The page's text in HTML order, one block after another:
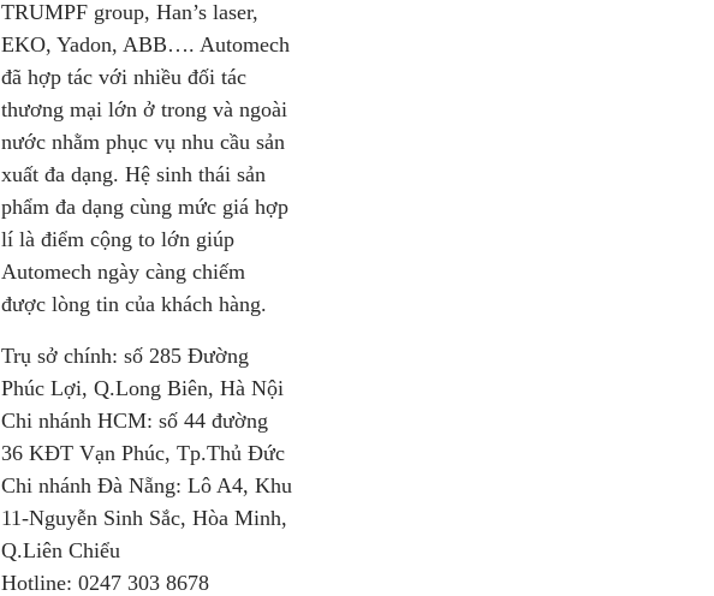
TRUMPF group, Han’s laser,
EKO, Yadon, ABB…. Automech
đã hợp tác với nhiều đối tác
thương mại lớn ở trong và ngoài
nước nhằm phục vụ nhu cầu sản
xuất đa dạng. Hệ sinh thái sản
phẩm đa dạng cùng mức giá hợp
lí là điểm cộng to lớn giúp
Automech ngày càng chiếm
được lòng tin của khách hàng.
Trụ sở chính: số 285 Đường
Phúc Lợi, Q.Long Biên, Hà Nội
Chi nhánh HCM: số 44 đường
36 KĐT Vạn Phúc, Tp.Thủ Đức
Chi nhánh Đà Nẵng: Lô A4, Khu
11-Nguyễn Sinh Sắc, Hòa Minh,
Q.Liên Chiểu
Hotline: 0247 303 8678